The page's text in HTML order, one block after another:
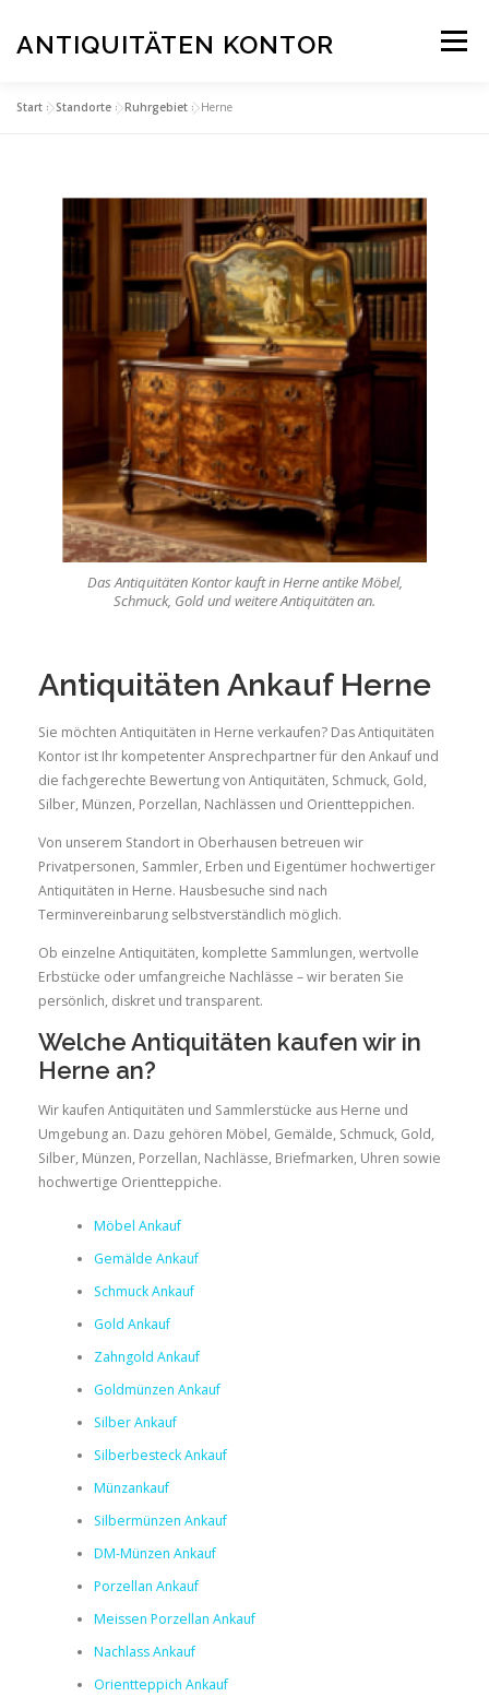
springen
ANTIQUITÄTEN KONTOR Menü
SERVICE & BEWERTUNGEN STANDORTE
KONTAKT
Start »Standorte »Ruhrgebiet »Herne
Das Antiquitäten Kontor kauft in Herne antike Möbel,
Schmuck, Gold und weitere Antiquitäten an.
Antiquitäten Ankauf Herne
Sie möchten Antiquitäten in Herne verkaufen? Das Antiquitäten
Kontor ist Ihr kompetenter Ansprechpartner für den Ankauf und
die fachgerechte Bewertung von Antiquitäten, Schmuck, Gold,
Silber, Münzen, Porzellan, Nachlässen und Orientteppichen.
Von unserem Standort in Oberhausen betreuen wir
Privatpersonen, Sammler, Erben und Eigentümer hochwertiger
Antiquitäten in Herne. Hausbesuche sind nach
Terminvereinbarung selbstverständlich möglich.
Ob einzelne Antiquitäten, komplette Sammlungen, wertvolle
Erbstücke oder umfangreiche Nachlässe – wir beraten Sie
persönlich, diskret und transparent.
Welche Antiquitäten kaufen wir in
Herne an?
Wir kaufen Antiquitäten und Sammlerstücke aus Herne und
Umgebung an. Dazu gehören Möbel, Gemälde, Schmuck, Gold,
Silber, Münzen, Porzellan, Nachlässe, Briefmarken, Uhren sowie
hochwertige Orientteppiche.
Möbel Ankauf
Gemälde Ankauf
Schmuck Ankauf
Gold Ankauf
Zahngold Ankauf
Goldmünzen Ankauf
Silber Ankauf
Silberbesteck Ankauf
Münzankauf
Silbermünzen Ankauf
DM-Münzen Ankauf
Porzellan Ankauf
Meissen Porzellan Ankauf
Nachlass Ankauf
Orientteppich Ankauf